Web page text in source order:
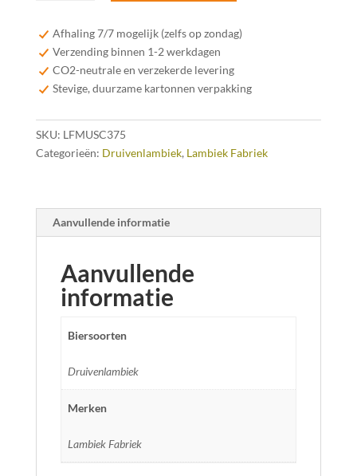
Elle
37,5cl
aantal
Afhaling 7/7 mogelijk (zelfs op zondag)
Verzending binnen 1-2 werkdagen
CO2-neutrale en verzekerde levering
Stevige, duurzame kartonnen verpakking
SKU: LFMUSC375
Categorieën: Druivenlambiek, Lambiek Fabriek
Aanvullende informatie
Aanvullende
informatie
Biersoorten
Druivenlambiek
Merken
Lambiek Fabriek